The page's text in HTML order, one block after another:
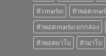
หัว marbo
หัวพอต
หัวพอต marbo ยกกล่อง
หัวพอตมาโบ
หัวมาโบ